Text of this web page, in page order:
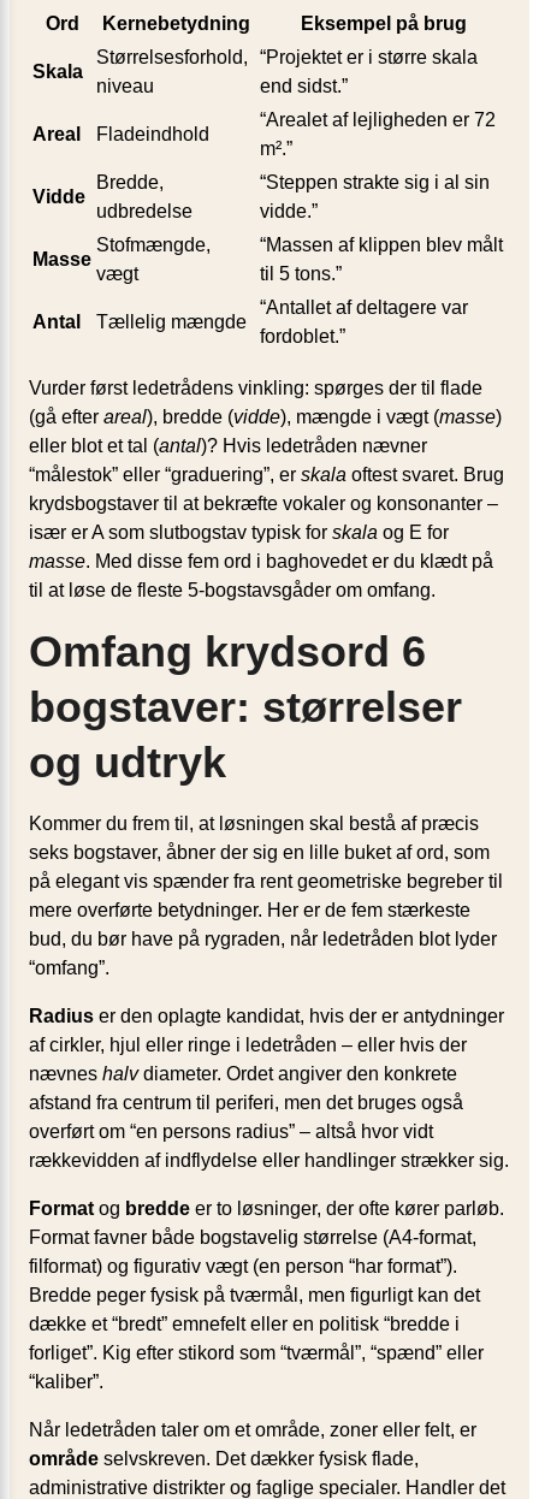
Ord Kernebetydning Eksempel på brug
Skala
Størrelsesforhold,
niveau
“Projektet er i større skala
end sidst.”
Areal Fladeindhold
“Arealet af lejligheden er 72
m².”
Vidde
Bredde,
udbredelse
“Steppen strakte sig i al sin
vidde.”
Masse
Stofmængde,
vægt
“Massen af klippen blev målt
til 5 tons.”
Antal Tællelig mængde
“Antallet af deltagere var
fordoblet.”
Vurder først ledetrådens vinkling: spørges der til flade
(gå efter areal), bredde (vidde), mængde i vægt (masse)
eller blot et tal (antal)? Hvis ledetråden nævner
“målestok” eller “graduering”, er skala oftest svaret. Brug
krydsbogstaver til at bekræfte vokaler og konsonanter –
især er A som slutbogstav typisk for skala og E for
masse. Med disse fem ord i baghovedet er du klædt på
til at løse de fleste 5-bogstavsgåder om omfang.
Omfang krydsord 6
bogstaver: størrelser
og udtryk
Kommer du frem til, at løsningen skal bestå af præcis
seks bogstaver, åbner der sig en lille buket af ord, som
på elegant vis spænder fra rent geometriske begreber til
mere overførte betydninger. Her er de fem stærkeste
bud, du bør have på rygraden, når ledetråden blot lyder
“omfang”.
Radius er den oplagte kandidat, hvis der er antydninger
af cirkler, hjul eller ringe i ledetråden – eller hvis der
nævnes halvdiameter. Ordet angiver den konkrete
afstand fra centrum til periferi, men det bruges også
overført om “en persons radius” – altså hvor vidt
rækkevidden af indflydelse eller handlinger strækker sig.
Format og bredde er to løsninger, der ofte kører parløb.
Format favner både bogstavelig størrelse (A4-format,
filformat) og figurativ vægt (en person “har format”).
Bredde peger fysisk på tværmål, men figurligt kan det
dække et “bredt” emnefelt eller en politisk “bredde i
forliget”. Kig efter stikord som “tværmål”, “spænd” eller
“kaliber”.
Når ledetråden taler om et område, zoner eller felt, er
område selvskreven. Det dækker fysisk flade,
administrative distrikter og faglige specialer. Handler det